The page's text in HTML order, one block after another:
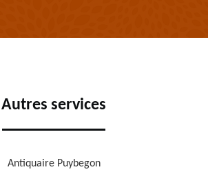
Autres services
Antiquaire Puybegon